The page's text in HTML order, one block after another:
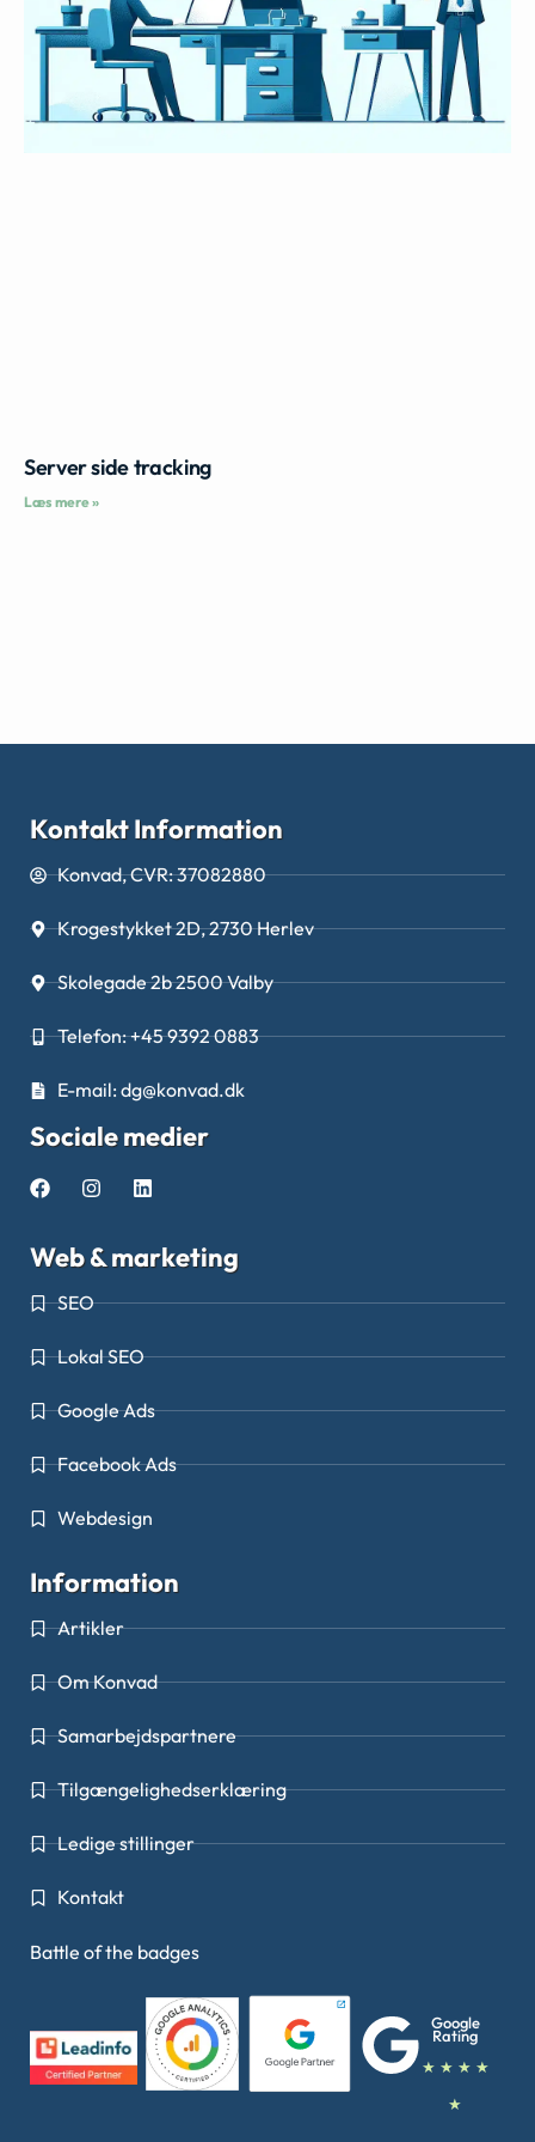
Server side tracking
Læs mere »
Kontakt Information
Konvad, CVR: 37082880
Krogestykket 2D, 2730 Herlev
Skolegade 2b 2500 Valby
Telefon: +45 9392 0883
E-mail: dg@konvad.dk
Sociale medier
Web & marketing
SEO
Lokal SEO
Google Ads
Facebook Ads
Webdesign
Information
Artikler
Om Konvad
Samarbejdspartnere
Tilgængelighedserklæring
Ledige stillinger
Kontakt
Battle of the badges
Google
Rating
★ ★ ★ ★
★